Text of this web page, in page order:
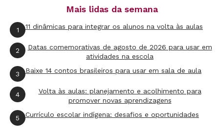
professor consiga utilizar o Google
Apresentações para desenvolver atividades
telas de aulas em momentos presenciais,
desenvolver formulários para coleta de
evidências, sistematização de atividades,
análise de dados e upload de documentos.
Mais lidas da semana
1 11 dinâmicas para integrar os alunos na volta às aulas
2
Datas comemorativas de agosto de 2026 para usar em
atividades na escola
3 Baixe 14 contos brasileiros para usar em sala de aula
4
Volta às aulas: planejamento e acolhimento para
promover novas aprendizagens
5 Currículo escolar indígena: desafios e oportunidades